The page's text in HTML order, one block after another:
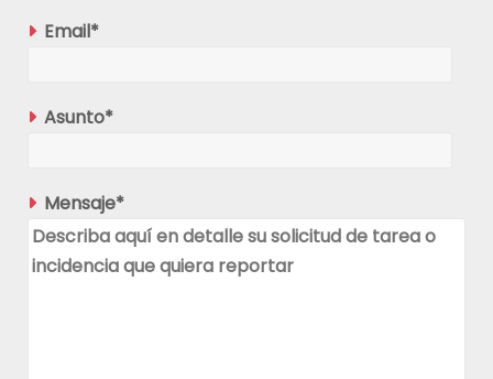
Email*
Asunto*
Mensaje*